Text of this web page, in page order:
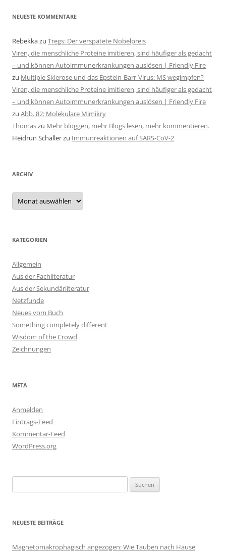
NEUESTE KOMMENTARE
Rebekkazu Tregs: Der verspätete Nobelpreis
Viren, die menschliche Proteine imitieren, sind häufiger als gedacht
– und können Autoimmunerkrankungen auslösen | Friendly Fire
zu Multiple Sklerose und das Epstein-Barr-Virus: MS wegimpfen?
Viren, die menschliche Proteine imitieren, sind häufiger als gedacht
– und können Autoimmunerkrankungen auslösen | Friendly Fire
zu Abb. 82: Molekulare Mimikry
Thomaszu Mehr bloggen, mehr Blogs lesen, mehr kommentieren.
Heidrun Schallerzu Immunreaktionen auf SARS-CoV-2
ARCHIV
Archiv
KATEGORIEN
Allgemein
Aus der Fachliteratur
Aus der Sekundärliteratur
Netzfunde
Neues vom Buch
Something completely different
Wisdom of the Crowd
Zeichnungen
META
Anmelden
Eintrags-Feed
Kommentar-Feed
WordPress.org
nach:
NEUESTE BEITRÄGE
Magnetomakrophagisch angezogen: Wie Tauben nach Hause